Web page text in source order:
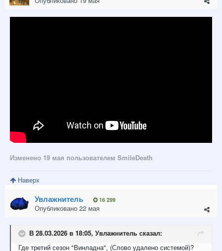
Изменено 19 мая пользователем SmilеDeath
Наверх
Увлажнитель 16 299
Опубликовано 22 мая
В 28.03.2026 в 18:05, Увлажнитель сказал:
Где третий сезон "Винладна", (Слово удалено системой)?